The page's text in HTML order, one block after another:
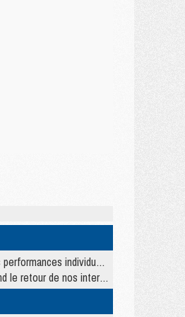
individuelles
de nos internationaux »